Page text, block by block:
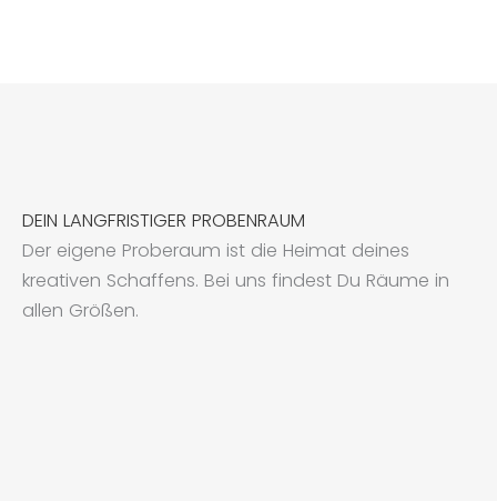
DEIN LANGFRISTIGER PROBENRAUM
Der eigene Proberaum ist die Heimat deines
kreativen Schaffens. Bei uns findest Du Räume in
allen Größen.